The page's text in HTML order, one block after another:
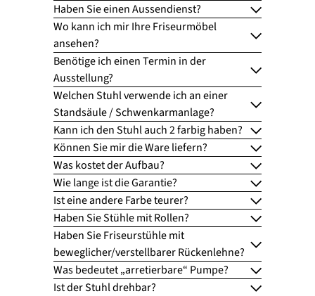
Haben Sie einen Aussendienst?
Wo kann ich mir Ihre Friseurmöbel
ansehen?
Benötige ich einen Termin in der
Ausstellung?
Welchen Stuhl verwende ich an einer
Standsäule / Schwenkarmanlage?
Kann ich den Stuhl auch 2 farbig haben?
Können Sie mir die Ware liefern?
Was kostet der Aufbau?
Wie lange ist die Garantie?
Ist eine andere Farbe teurer?
Haben Sie Stühle mit Rollen?
Haben Sie Friseurstühle mit
beweglicher/verstellbarer Rückenlehne?
Was bedeutet „arretierbare“ Pumpe?
Ist der Stuhl drehbar?